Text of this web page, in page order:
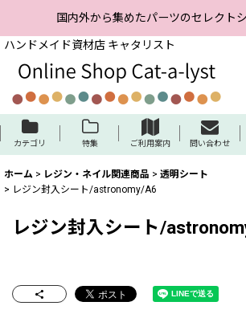
国内外から集めたパーツのセレクト
ハンドメイド資材店 キャタリスト
カテゴリ 特集 ご利用案内 問い合わせ
ホーム > レジン・ネイル関連商品 > 透明シート
> レジン封入シート/astronomy/A6
レジン封入シート/